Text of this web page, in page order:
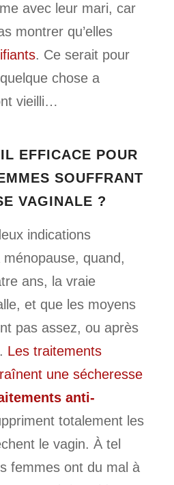
avec leur mari, car
montrer qu’elles
. Ce serait pour
chose a
vieilli…
EFFICACE POUR
SOUFFRANT
VAGINALE ?
indications
quand,
ans, la vraie
et que les moyens
pas assez, ou après
Les traitements
une sécheresse
anti-
totalement les
le vagin. À tel
femmes ont du mal à